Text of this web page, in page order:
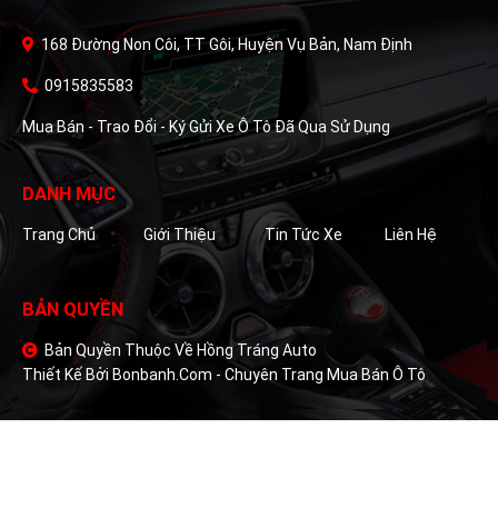
168 Đường Non Côi, TT Gôi, Huyện Vụ Bản, Nam Định
0915835583
Mua Bán - Trao Đổi - Ký Gửi Xe Ô Tô Đã Qua Sử Dụng
DANH MỤC
Trang Chủ Giới Thiệu Tin Tức Xe Liên Hệ
BẢN QUYỀN
Bản Quyền Thuộc Về Hồng Tráng Auto
Thiết Kế Bởi Bonbanh.com - Chuyên Trang Mua Bán Ô Tô